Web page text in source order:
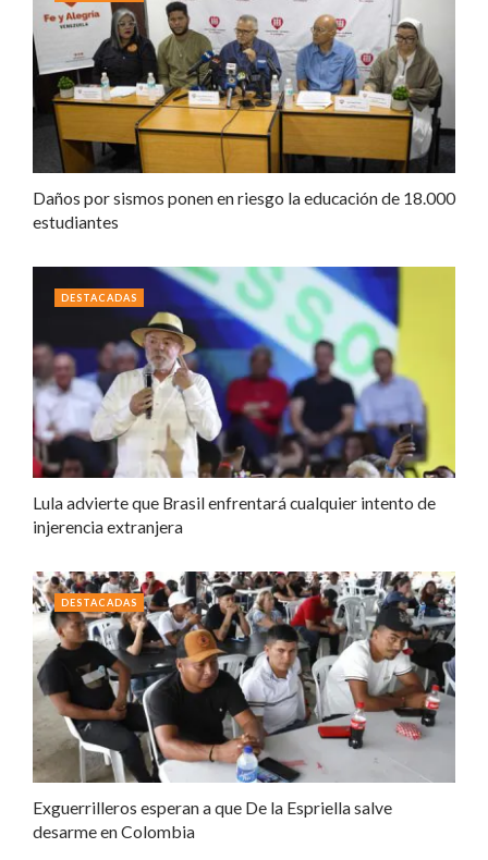
Daños por sismos ponen en riesgo la educación de 18.000
estudiantes
Lula advierte que Brasil enfrentará cualquier intento de
injerencia extranjera
DESTACADAS
Exguerrilleros esperan a que De la Espriella salve
desarme en Colombia
DESTACADAS